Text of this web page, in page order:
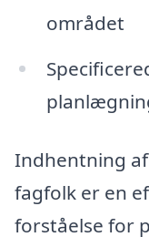
området
Indhentning
fagfolk er en
forståelse for